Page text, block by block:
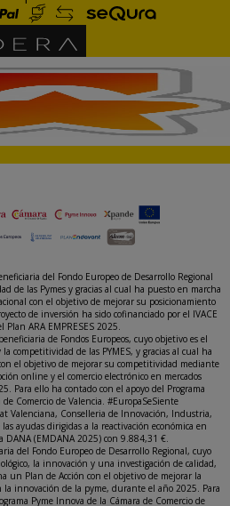
del Fondo Europeo de Desarrollo Regional
de las Pymes y gracias al cual ha puesto en marcha
con el objetivo de mejorar su posicionamiento
de inversión ha sido cofinanciado por el IVACE
Plan ARA EMPRESES 2025.
de Fondos Europeos, cuyo objetivo es el
competitividad de las PYMES, y gracias al cual ha
el objetivo de mejorar su competitividad mediante
online y el comercio electrónico en mercados
Para ello ha contado con el apoyo del Programa
Comercio de Valencia. #EuropaSeSiente
Valenciana, Conselleria de Innovación, Industria,
ayudas dirigidas a la reactivación económica en
DANA (EMDANA 2025) con 9.884,31 €.
del Fondo Europeo de Desarrollo Regional, cuyo
la innovación y una investigación de calidad,
un Plan de Acción con el objetivo de mejorar la
la innovación de la pyme, durante el año 2025. Para
Pyme Innova de la Cámara de Comercio de